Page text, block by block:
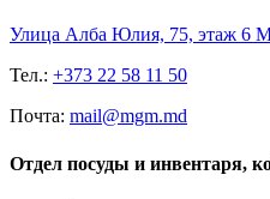
Улица Алба Юлия, 75, этаж 6
Тел.: +373 22 58 11 50
Почта: mail@mgm.md
Отдел посуды и инвентаря,